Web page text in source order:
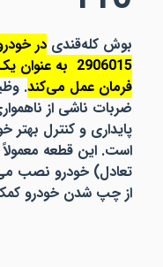
بوش کله‌قندی
2906015 به
فرمان عمل می‌کند.
ضربات ناشی از
پایداری و کنترل بهتر
است. این قطعه
تعادل) خودرو نصب
از چپ شدن خودرو